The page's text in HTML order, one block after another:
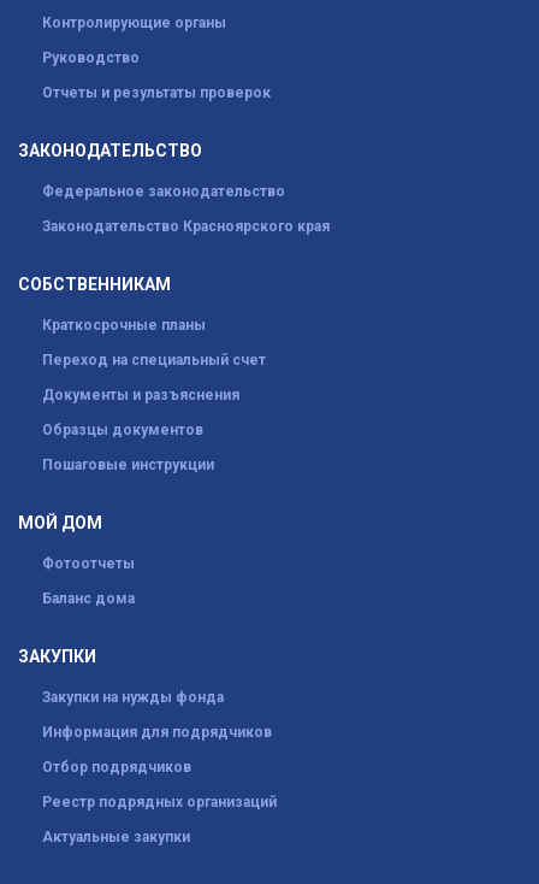
Контролирующие органы
Руководство
Отчеты и результаты проверок
ЗАКОНОДАТЕЛЬСТВО
Федеральное законодательство
Законодательство Красноярского края
СОБСТВЕННИКАМ
Краткосрочные планы
Переход на специальный счет
Документы и разъяснения
Образцы документов
Пошаговые инструкции
МОЙ ДОМ
Фотоотчеты
Баланс дома
ЗАКУПКИ
Закупки на нужды фонда
Информация для подрядчиков
Отбор подрядчиков
Реестр подрядных организаций
Актуальные закупки